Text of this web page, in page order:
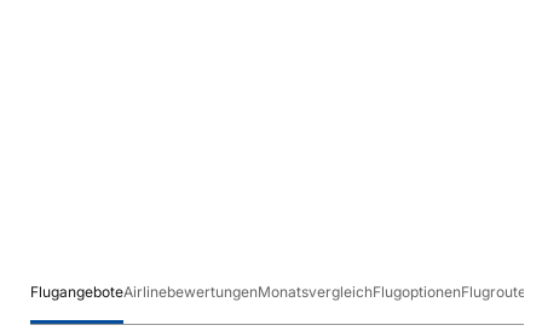
FlugangeboteAirlinebewertungenMonatsvergleichFlugoptionenFlugrouten